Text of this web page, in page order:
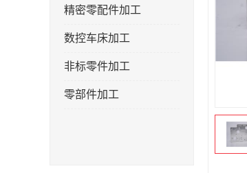
精密零配件加工
数控车床加工
非标零件加工
零部件加工